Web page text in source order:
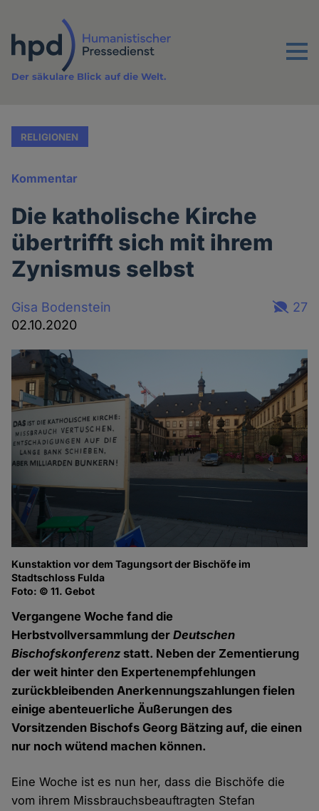
Inhalt
Menu
Der säkulare Blick auf die Welt.
RELIGIONEN
Kommentar
Die katholische Kirche
übertrifft sich mit ihrem
Zynismus selbst
Gisa Bodenstein
02.10.2020
27
Kunstaktion vor dem Tagungsort der Bischöfe im
Stadtschloss Fulda
Foto: © 11. Gebot
Vergangene Woche fand die
Herbstvollversammlung derDeutschen
Bischofskonferenz statt. Neben der Zementierung
der weit hinter den Expertenempfehlungen
zurückbleibenden Anerkennungszahlungen fielen
einige abenteuerliche Äußerungen des
Vorsitzenden Bischofs Georg Bätzing auf, die einen
nur noch wütend machen können.
Eine Woche ist es nun her, dass die Bischöfe die
vom ihrem Missbrauchsbeauftragten Stefan